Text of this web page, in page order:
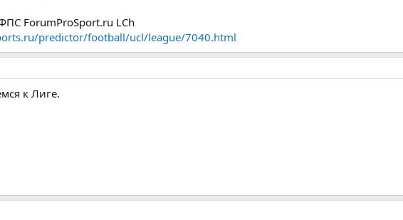
ForumProSport.ru LCh
predictor/football/ucl/league/7040.html
к Лиге.